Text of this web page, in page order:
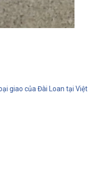
giao của Đài Loan tại Việt